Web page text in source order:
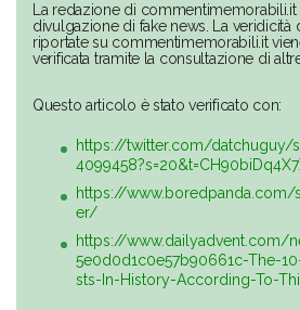
La redazione di
divulgazione di fake news. La veridicità
riportate su commentimemorabili.it
verificata tramite la consultazione di
Questo articolo è stato verificato con:
https://twitter.com/datchuguy/
https://www.boredpanda.com/
er/
https://www.dailyadvent.com/
5e0d0d1c0e57b90661c-The-
sts-In-History-According-To-